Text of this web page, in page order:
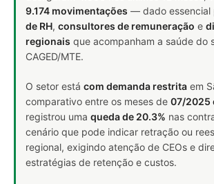
9.174 movimentações — dado essencial
de RH, consultores de remuneração e
regionais que acompanham a saúde do
CAGED/MTE.
O setor está com demanda restrita em
comparativo entre os meses de 07/2025
registrou uma queda de 20.3% nas
cenário que pode indicar retração ou
regional, exigindo atenção de CEOs e
estratégias de retenção e custos.